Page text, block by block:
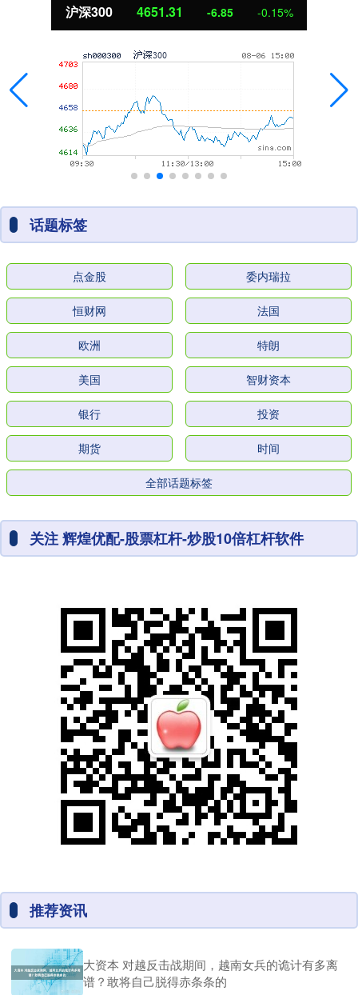
沪深300 4651.31 -6.85 -0.15%
话题标签
点金股 委内瑞拉
恒财网 法国
欧洲 特朗
美国 智财资本
银行 投资
期货 时间
全部话题标签
关注 辉煌优配-股票杠杆-炒股10倍杠杆软件
推荐资讯
大资本 对越反击战期间，越南女兵的诡计有多离
谱？敢将自己脱得赤条条的